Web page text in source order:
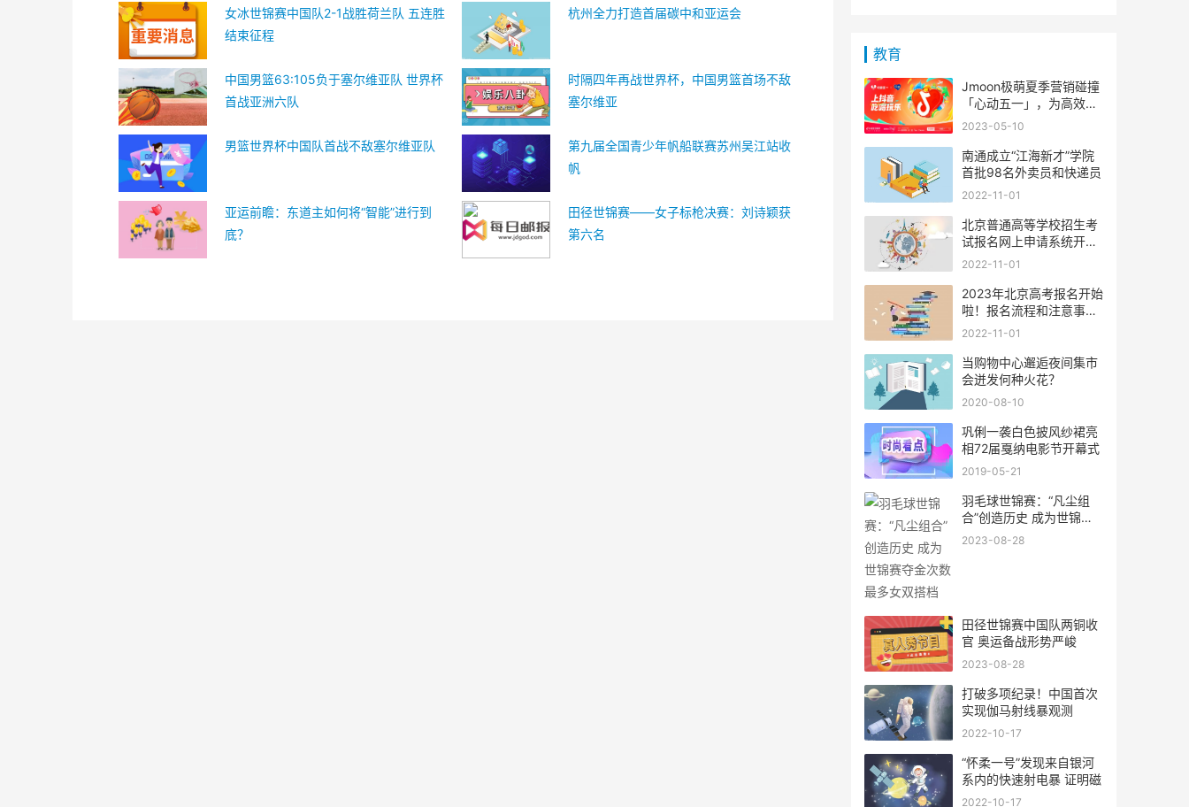
女冰世锦赛中国队2-1战胜荷兰队 五连胜
结束征程
杭州全力打造首届碳中和亚运会
中国男篮63:105负于塞尔维亚队 世界杯
首战亚洲六队
时隔四年再战世界杯，中国男篮首场不敌
塞尔维亚
男篮世界杯中国队首战不敌塞尔维亚队
第九届全国青少年帆船联赛苏州吴江站收
帆
亚运前瞻：东道主如何将“智能”进行到
底？
田径世锦赛——女子标枪决赛：刘诗颖获
第六名
教育
Jmoon极萌夏季营销碰撞
「心动五一」，为高效拓
圈给
2023-05-10
南通成立“江海新才”学院
首批98名外卖员和快递员
2022-11-01
北京普通高等学校招生考
试报名网上申请系统开通
啦
2022-11-01
2023年北京高考报名开始
啦！报名流程和注意事项
有哪
2022-11-01
当购物中心邂逅夜间集市
会迸发何种火花？
2020-08-10
巩俐一袭白色披风纱裙亮
相72届戛纳电影节开幕式
2019-05-21
羽毛球世锦赛：“凡尘组
合”创造历史 成为世锦赛
夺
2023-08-28
田径世锦赛中国队两铜收
官 奥运备战形势严峻
2023-08-28
打破多项纪录！中国首次
实现伽马射线暴观测
2022-10-17
“怀柔一号”发现来自银河
系内的快速射电暴 证明磁
2022-10-17